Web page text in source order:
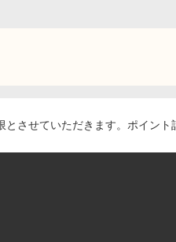
させていただきます。ポイント